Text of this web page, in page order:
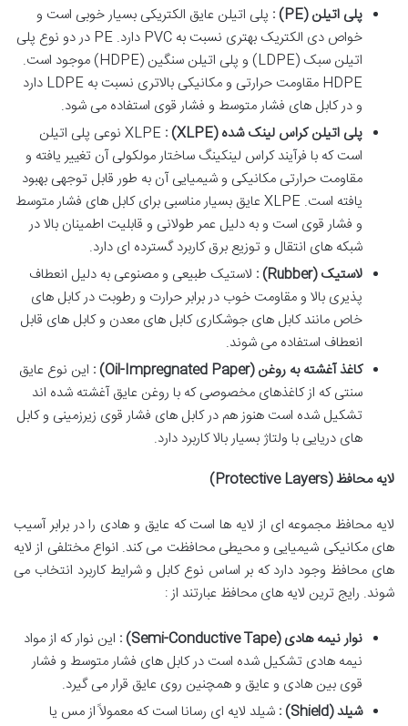
پلی اتیلن(PE)
: پلی اتیلن عایق الکتریکی بسیار خوبی است و
خواص دی الکتریک بهتری نسبت به PVC دارد. PE در دو نوع پلی
اتیلن سبک (LDPE) و پلی اتیلن سنگین (HDPE) موجود است.
HDPE مقاومت حرارتی و مکانیکی بالاتری نسبت به LDPE دارد
و در کابل های فشار متوسط و فشار قوی استفاده می شود.
پلی اتیلن کراس لینک شده(XLPE) :
XLPE نوعی پلی اتیلن
است که با فرآیند کراس لینکینگ ساختار مولکولی آن تغییر یافته و
مقاومت حرارتی مکانیکی و شیمیایی آن به طور قابل توجهی بهبود
یافته است. XLPE عایق بسیار مناسبی برای کابل های فشار متوسط
و فشار قوی است و به دلیل عمر طولانی و قابلیت اطمینان بالا در
شبکه های انتقال و توزیع برق کاربرد گسترده ای دارد.
لاستیک(Rubber)
: لاستیک طبیعی و مصنوعی به دلیل انعطاف
پذیری بالا و مقاومت خوب در برابر حرارت و رطوبت در کابل های
خاص مانند کابل های جوشکاری کابل های معدن و کابل های قابل
انعطاف استفاده می شوند.
کاغذ آغشته به روغن(Oil-Impregnated Paper)
: این نوع عایق
سنتی که از کاغذهای مخصوصی که با روغن عایق آغشته شده اند
تشکیل شده است هنوز هم در کابل های فشار قوی زیرزمینی و کابل
های دریایی با ولتاژ بسیار بالا کاربرد دارد.
لایه محافظ(Protective Layers)
لایه محافظ مجموعه ای از لایه ها است که عایق و هادی را در برابر آسیب
های مکانیکی شیمیایی و محیطی محافظت می کند. انواع مختلفی از لایه
های محافظ وجود دارد که بر اساس نوع کابل و شرایط کاربرد انتخاب می
شوند. رایج ترین لایه های محافظ عبارتند از :
نوار نیمه هادی(Semi-Conductive Tape)
: این نوار که از مواد
نیمه هادی تشکیل شده است در کابل های فشار متوسط و فشار
قوی بین هادی و عایق و همچنین روی عایق قرار می گیرد.
شیلد(Shield)
: شیلد لایه ای رسانا است که معمولاً از مس یا